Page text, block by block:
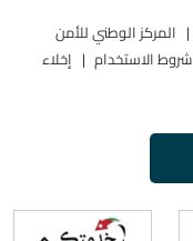
المركز الوطني للأمن
شروط الاستخدام
إخلاء